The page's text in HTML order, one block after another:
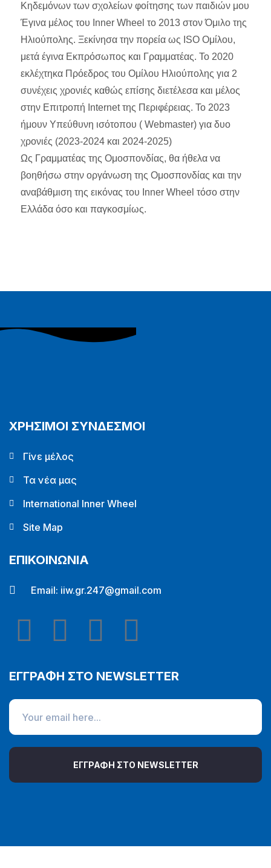
Κηδεμόνων των σχολείων φοίτησης των παιδιών μου
Έγινα μέλος του Inner Wheel το 2013 στον Όμιλο της
Ηλιούπολης. Ξεκίνησα την πορεία ως ISO Ομίλου,
μετά έγινα Εκπρόσωπος και Γραμματέας. To 2020
εκλέχτηκα Πρόεδρος του Ομίλου Ηλιούπολης για 2
συνέχεις χρονιές καθώς επίσης διετέλεσα και μέλος
στην Επιτροπή Internet της Περιφέρειας. Το 2023
ήμουν Υπεύθυνη ισότοπου ( Webmaster) για δυο
χρονιές (2023-2024 και 2024-2025)
Ως Γραμματέας της Ομοσπονδίας, θα ήθελα να
βοηθήσω στην οργάνωση της Ομοσπονδίας και την
αναβάθμιση της εικόνας του Inner Wheel τόσο στην
Ελλάδα όσο και παγκοσμίως.
ΧΡΗΣΙΜΟΙ ΣΥΝΔΕΣΜΟΙ
Γίνε μέλος
Τα νέα μας
International Inner Wheel
Site Map
ΕΠΙΚΟΙΝΩΝΙΑ
Email: iiw.gr.247@gmail.com
ΕΓΓΡΑΦΗ ΣΤΟ NEWSLETTER
ΕΓΓΡΑΦΗ ΣΤΟ NEWSLETTER